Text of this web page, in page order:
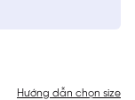
Hướng dẫn chọn size